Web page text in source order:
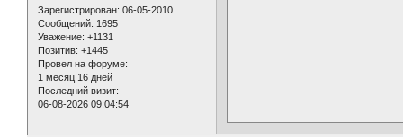
Зарегистрирован: 06-05-2010
Сообщений: 1695
Уважение: +1131
Позитив: +1445
Провел на форуме:
1 месяц 16 дней
Последний визит:
06-08-2026 09:04:54